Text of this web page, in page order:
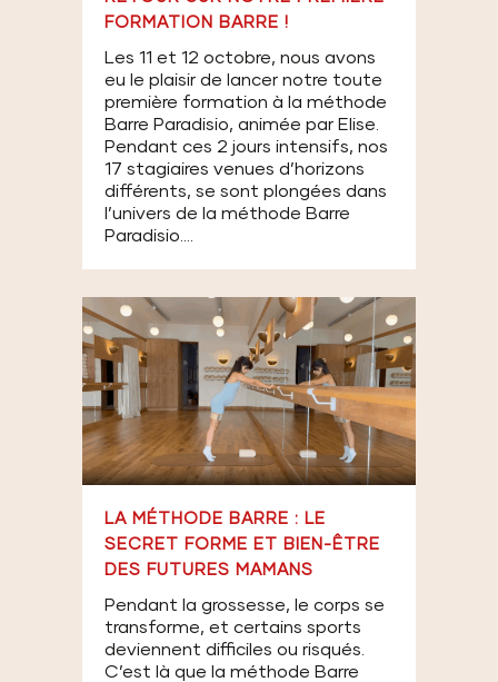
FORMATION BARRE !
Les 11 et 12 octobre, nous avons
eu le plaisir de lancer notre toute
première formation à la méthode
Barre Paradisio, animée par Elise.
Pendant ces 2 jours intensifs, nos
17 stagiaires venues d’horizons
différents, se sont plongées dans
l’univers de la méthode Barre
Paradisio....
LA MÉTHODE BARRE : LE
SECRET FORME ET BIEN-ÊTRE
DES FUTURES MAMANS
Pendant la grossesse, le corps se
transforme, et certains sports
deviennent difficiles ou risqués.
C’est là que la méthode Barre